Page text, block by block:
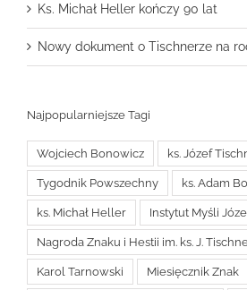
Ks. Michał Heller kończy 90 lat
Nowy dokument o Tischnerze na
Najpopularniejsze Tagi
Wojciech Bonowicz ks. Józef
Tygodnik Powszechny ks. Adam
ks. Michał Heller Instytut Myśli
Nagroda Znaku i Hestii im. ks. J.
Karol Tarnowski Miesięcznik Znak